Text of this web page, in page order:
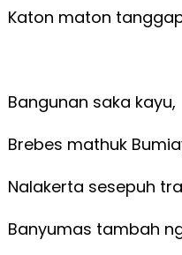
Katon maton
Bangunan saka kayu,
Brebes mathuk
Nalakerta sesepuh
Banyumas tambah